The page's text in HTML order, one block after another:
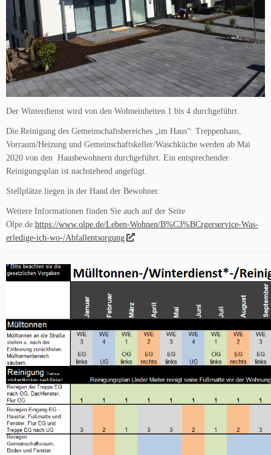
Der Winterdienst wird von den Wohneinheiten 1 bis 4 durchgeführt.
Die Reinigung des Gemeinschaftsbereiches „im Haus“: Treppenhaus,
Vorraum/Heizung und Gemeinschaftskeller/Waschküche werden ab Mai
2020 von den Hausbewohnern durchgeführt. Ein entsprechender
Reinigungsplan ist nachstehend angefügt.
Stellplätze liegen in der Hand der Bewohner.
Weitere Informationen finden Sie auch auf der Seite
Olpe.de:https://www.olpe.de/Leben-Wohnen/B%C3%BCrgerservice-Was-
erledige-ich-wo-/Abfallentsorgung